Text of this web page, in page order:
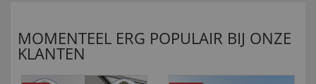
MOMENTEEL ERG POPULAIR BIJ ONZE
KLANTEN